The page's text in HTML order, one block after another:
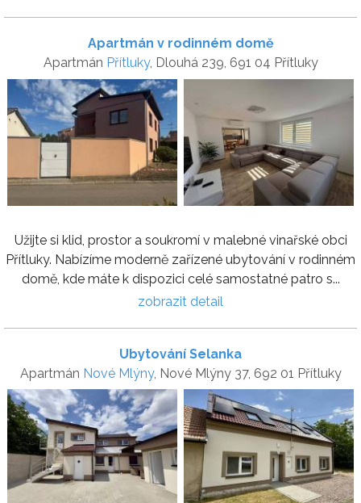
Apartmán v rodinném domě
Apartmán Přítluky, Dlouhá 239, 691 04 Přítluky
Užijte si klid, prostor a soukromí v malebné vinařské obci
Přítluky. Nabízíme moderně zařízené ubytování v rodinném
domě, kde máte k dispozici celé samostatné patro s...
zobrazit detail
Ubytování Selanka
Apartmán Nové Mlýny, Nové Mlýny 37, 692 01 Přítluky